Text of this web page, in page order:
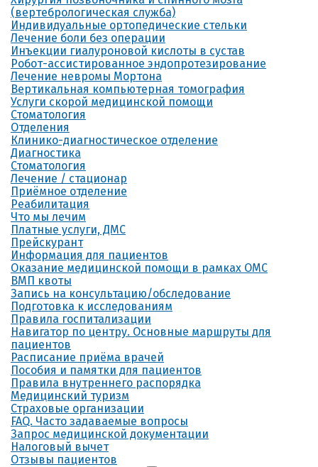
(вертебрологическая служба)
Индивидуальные ортопедические стельки
Лечение боли без операции
Инъекции гиалуроновой кислоты в сустав
Робот-ассистированное эндопротезирование
Лечение невромы Мортона
Вертикальная компьютерная томография
Услуги скорой медицинской помощи
Стоматология
Отделения
Клинико-диагностическое отделение
Диагностика
Стоматология
Лечение / стационар
Приёмное отделение
Реабилитация
Что мы лечим
Платные услуги, ДМС
Прейскурант
Информация для пациентов
Оказание медицинской помощи в рамках ОМС
ВМП квоты
Запись на консультацию/обследование
Подготовка к исследованиям
Правила госпитализации
Навигатор по центру. Основные маршруты для
пациентов
Расписание приёма врачей
Пособия и памятки для пациентов
Правила внутреннего распорядка
Медицинский туризм
Страховые организации
FAQ. Часто задаваемые вопросы
Запрос медицинской документации
Налоговый вычет
Отзывы пациентов